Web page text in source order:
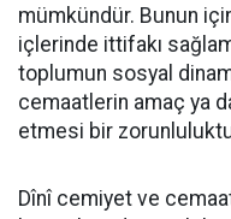
mümkündür. Bunun
içlerinde ittifakı
toplumun sosyal
cemaatlerin amaç ya
etmesi bir
Dînî cemiyet ve